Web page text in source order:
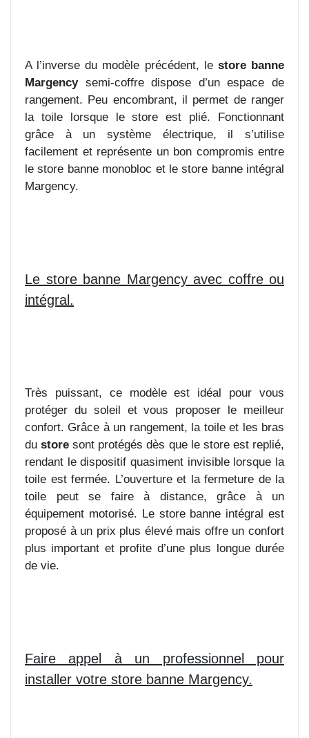
A l’inverse du modèle précédent, le store banne
Margencysemi-coffre dispose d’un espace de
rangement. Peu encombrant, il permet de ranger
la toile lorsque le store est plié. Fonctionnant
grâce à un système électrique, il s’utilise
facilement et représente un bon compromis entre
le store banne monobloc et le store banne intégral
Margency.
Le store banne Margency avec coffre ou
intégral.
Très puissant, ce modèle est idéal pour vous
protéger du soleil et vous proposer le meilleur
confort. Grâce à un rangement, la toile et les bras
dustore sont protégés dès que le store est replié,
rendant le dispositif quasiment invisible lorsque la
toile est fermée. L’ouverture et la fermeture de la
toile peut se faire à distance, grâce à un
équipement motorisé. Le store banne intégral est
proposé à un prix plus élevé mais offre un confort
plus important et profite d’une plus longue durée
de vie.
Faire appel à un professionnel pour
installer votre store banne Margency.